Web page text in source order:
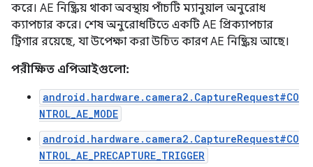
করে। AE নিষ্ক্রিয় থাকা অবস্থায় পাঁচটি ম্যানুয়াল অনুরোধ
ক্যাপচার করে। শেষ অনুরোধটিতে একটি AE প্রিক্যাপচার
ট্রিগার রয়েছে, যা উপেক্ষা করা উচিত কারণ AE নিষ্ক্রিয় আছে।
পরীক্ষিত এপিআইগুলো:
android.hardware.camera2.CaptureRequest#CO
NTROL_AE_MODE
android.hardware.camera2.CaptureRequest#CO
NTROL_AE_PRECAPTURE_TRIGGER